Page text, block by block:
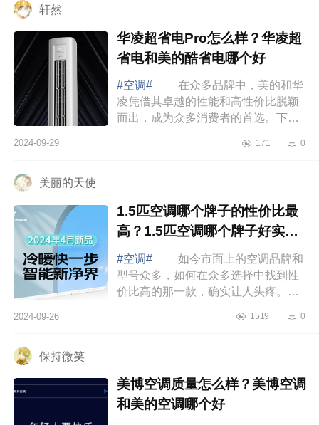
轩然
华凌超省电Pro怎么样？华凌超
省电和美的酷省电哪个好
#空调#
在众多品牌中，美的和华
凌凭借其卓越的性能和高性价比脱颖
而出，成为众多消费者的首选。下面
样？华凌超省电和美的酷省电哪个
2024-09-29 171 0
美丽的天使
1.5匹空调哪个牌子的性价比最
高？1.5匹空调哪个牌子好实惠
又耐用
#空调#
如今市面上的空调品牌和
型号众多，如何在众多选择中找到性
价比高的那一款，确实让人头疼。不
方面各有千秋，下面小编为大家介绍
2024-09-26 1519 0
保持微笑
美博空调质量怎么样？美博空调
和美的空调哪个好